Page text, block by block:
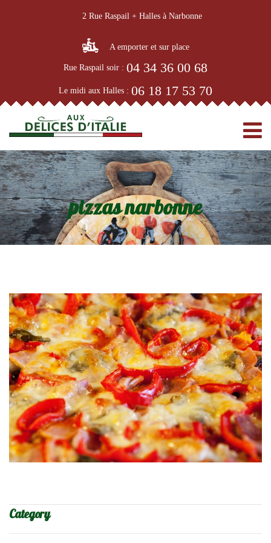
2 Rue Raspail + Halles à Narbonne
A emporter et sur place
Rue Raspail soir : 04 34 36 00 68
Le midi aux Halles : 06 18 17 53 70
pizzas narbonne
Category